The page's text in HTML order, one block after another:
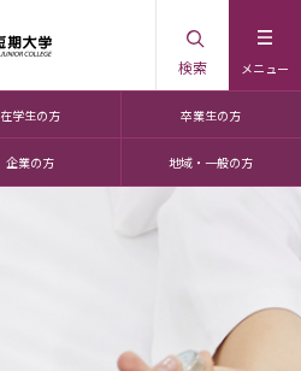
メニュー
検索
在学生の方 卒業生の方
企業の方 地域・一般の方